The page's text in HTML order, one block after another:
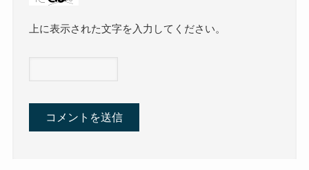
上に表示された文字を入力してください。